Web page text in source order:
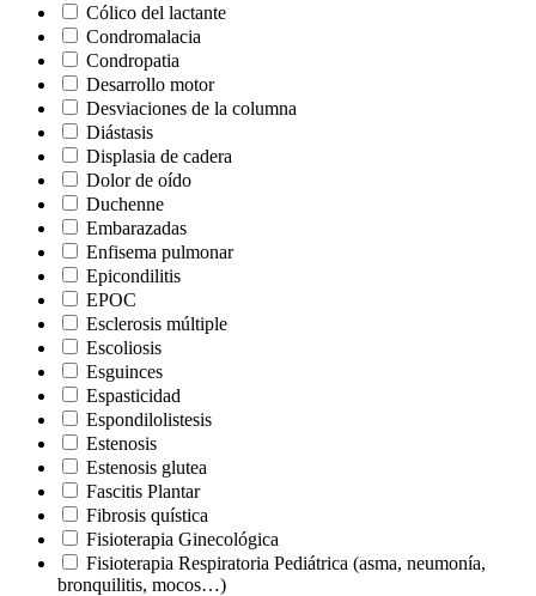
Cólico del lactante
Condromalacia
Condropatia
Desarrollo motor
Desviaciones de la columna
Diástasis
Displasia de cadera
Dolor de oído
Duchenne
Embarazadas
Enfisema pulmonar
Epicondilitis
EPOC
Esclerosis múltiple
Escoliosis
Esguinces
Espasticidad
Espondilolistesis
Estenosis
Estenosis glutea
Fascitis Plantar
Fibrosis quística
Fisioterapia Ginecológica
Fisioterapia Respiratoria Pediátrica (asma, neumonía,
bronquilitis, mocos…)